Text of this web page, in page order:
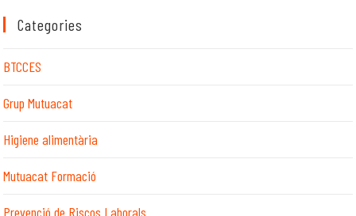
Categories
BTCCES
Grup Mutuacat
Higiene alimentària
Mutuacat Formació
Prevenció de Riscos Laborals